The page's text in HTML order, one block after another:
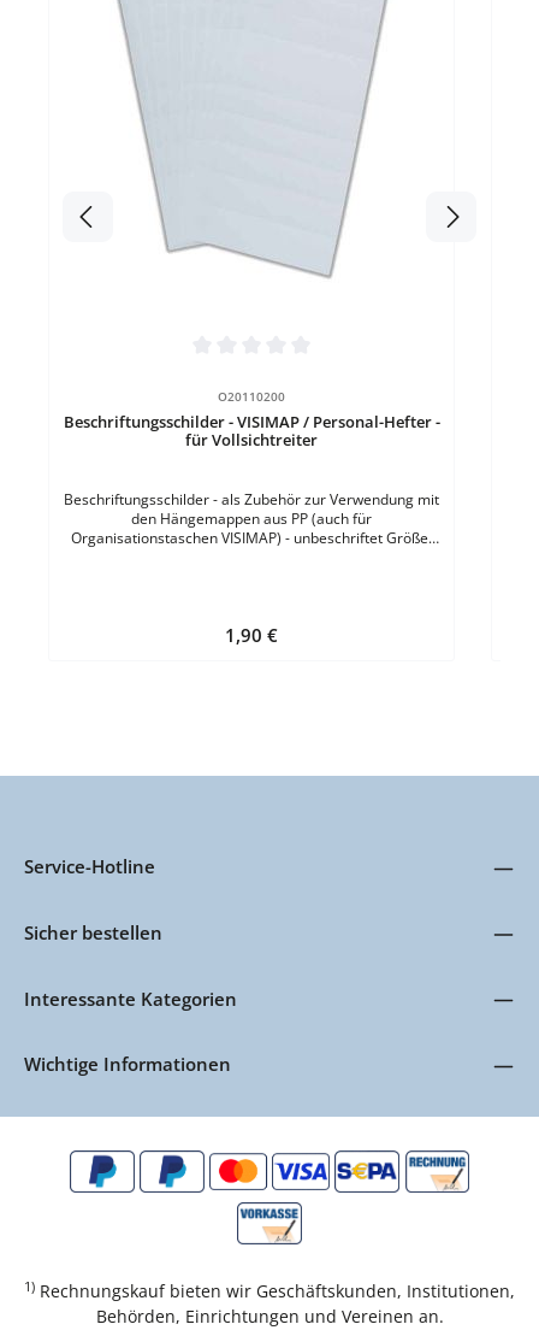
O20110200
Beschriftungsschilder - VISIMAP / Personal-Hefter -
für Vollsichtreiter
Beschriftungsschilder - als Zubehör zur Verwendung mit
den Hängemappen aus PP (auch für
Organisationstaschen VISIMAP) - unbeschriftet Größe:
Regulärer Preis:
1,90 €
Service-Hotline
Sicher bestellen
Interessante Kategorien
Wichtige Informationen
1) Rechnungskauf bieten wir Geschäftskunden, Institutionen,
Behörden, Einrichtungen und Vereinen an.